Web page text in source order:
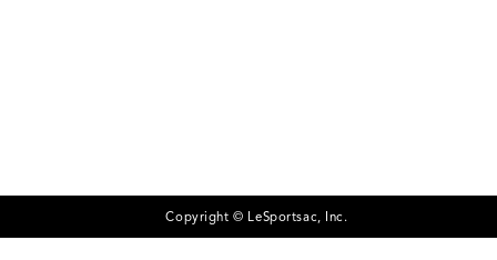
Copyright © LeSportsac, Inc.